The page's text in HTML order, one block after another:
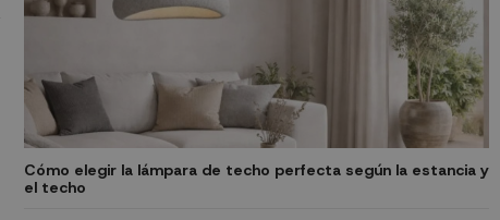
Cómo elegir la lámpara de techo perfecta según la estancia y
el techo